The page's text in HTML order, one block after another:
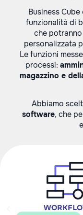
Business
funzionalità di
che
personalizzata
Le funzioni
processi:
magazzino e
Abbiamo
software, che